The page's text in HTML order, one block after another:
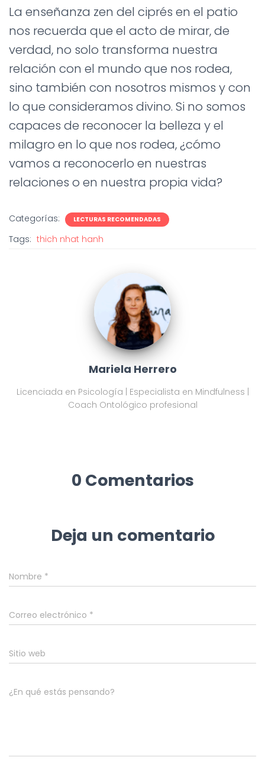
La enseñanza zen del ciprés en el patio
nos recuerda que el acto de mirar, de
verdad, no solo transforma nuestra
relación con el mundo que nos rodea,
sino también con nosotros mismos y con
lo que consideramos divino. Si no somos
capaces de reconocer la belleza y el
milagro en lo que nos rodea, ¿cómo
vamos a reconocerlo en nuestras
relaciones o en nuestra propia vida?
Categorías: LECTURAS RECOMENDADAS
Tags: thich nhat hanh
Mariela Herrero
Licenciada en Psicología | Especialista en Mindfulness |
Coach Ontológico profesional
0 Comentarios
Deja un comentario
Nombre *
Correo electrónico *
Sitio web
¿En qué estás pensando?